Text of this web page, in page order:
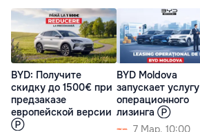
BYD: Получите
скидку до 1500€ при
предзаказе
европейской версии
Ⓟ
BYD Moldova
запускает услугу
операционного
лизинга Ⓟ
7 Мар. 10:00